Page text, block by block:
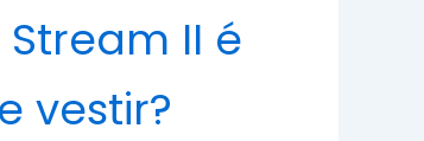
II é
vestir?